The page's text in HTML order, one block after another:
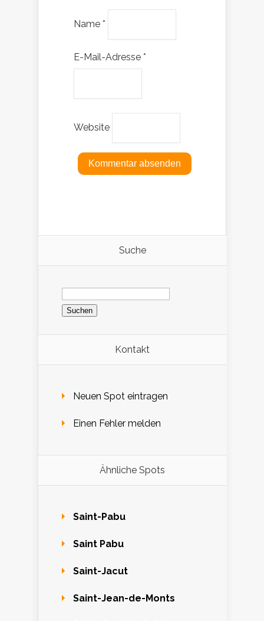
Name *
E-Mail-Adresse *
Website
Suche
Suchen
nach:
Kontakt
Neuen Spot eintragen
Einen Fehler melden
Ähnliche Spots
Saint-Pabu
Saint Pabu
Saint-Jacut
Saint-Jean-de-Monts